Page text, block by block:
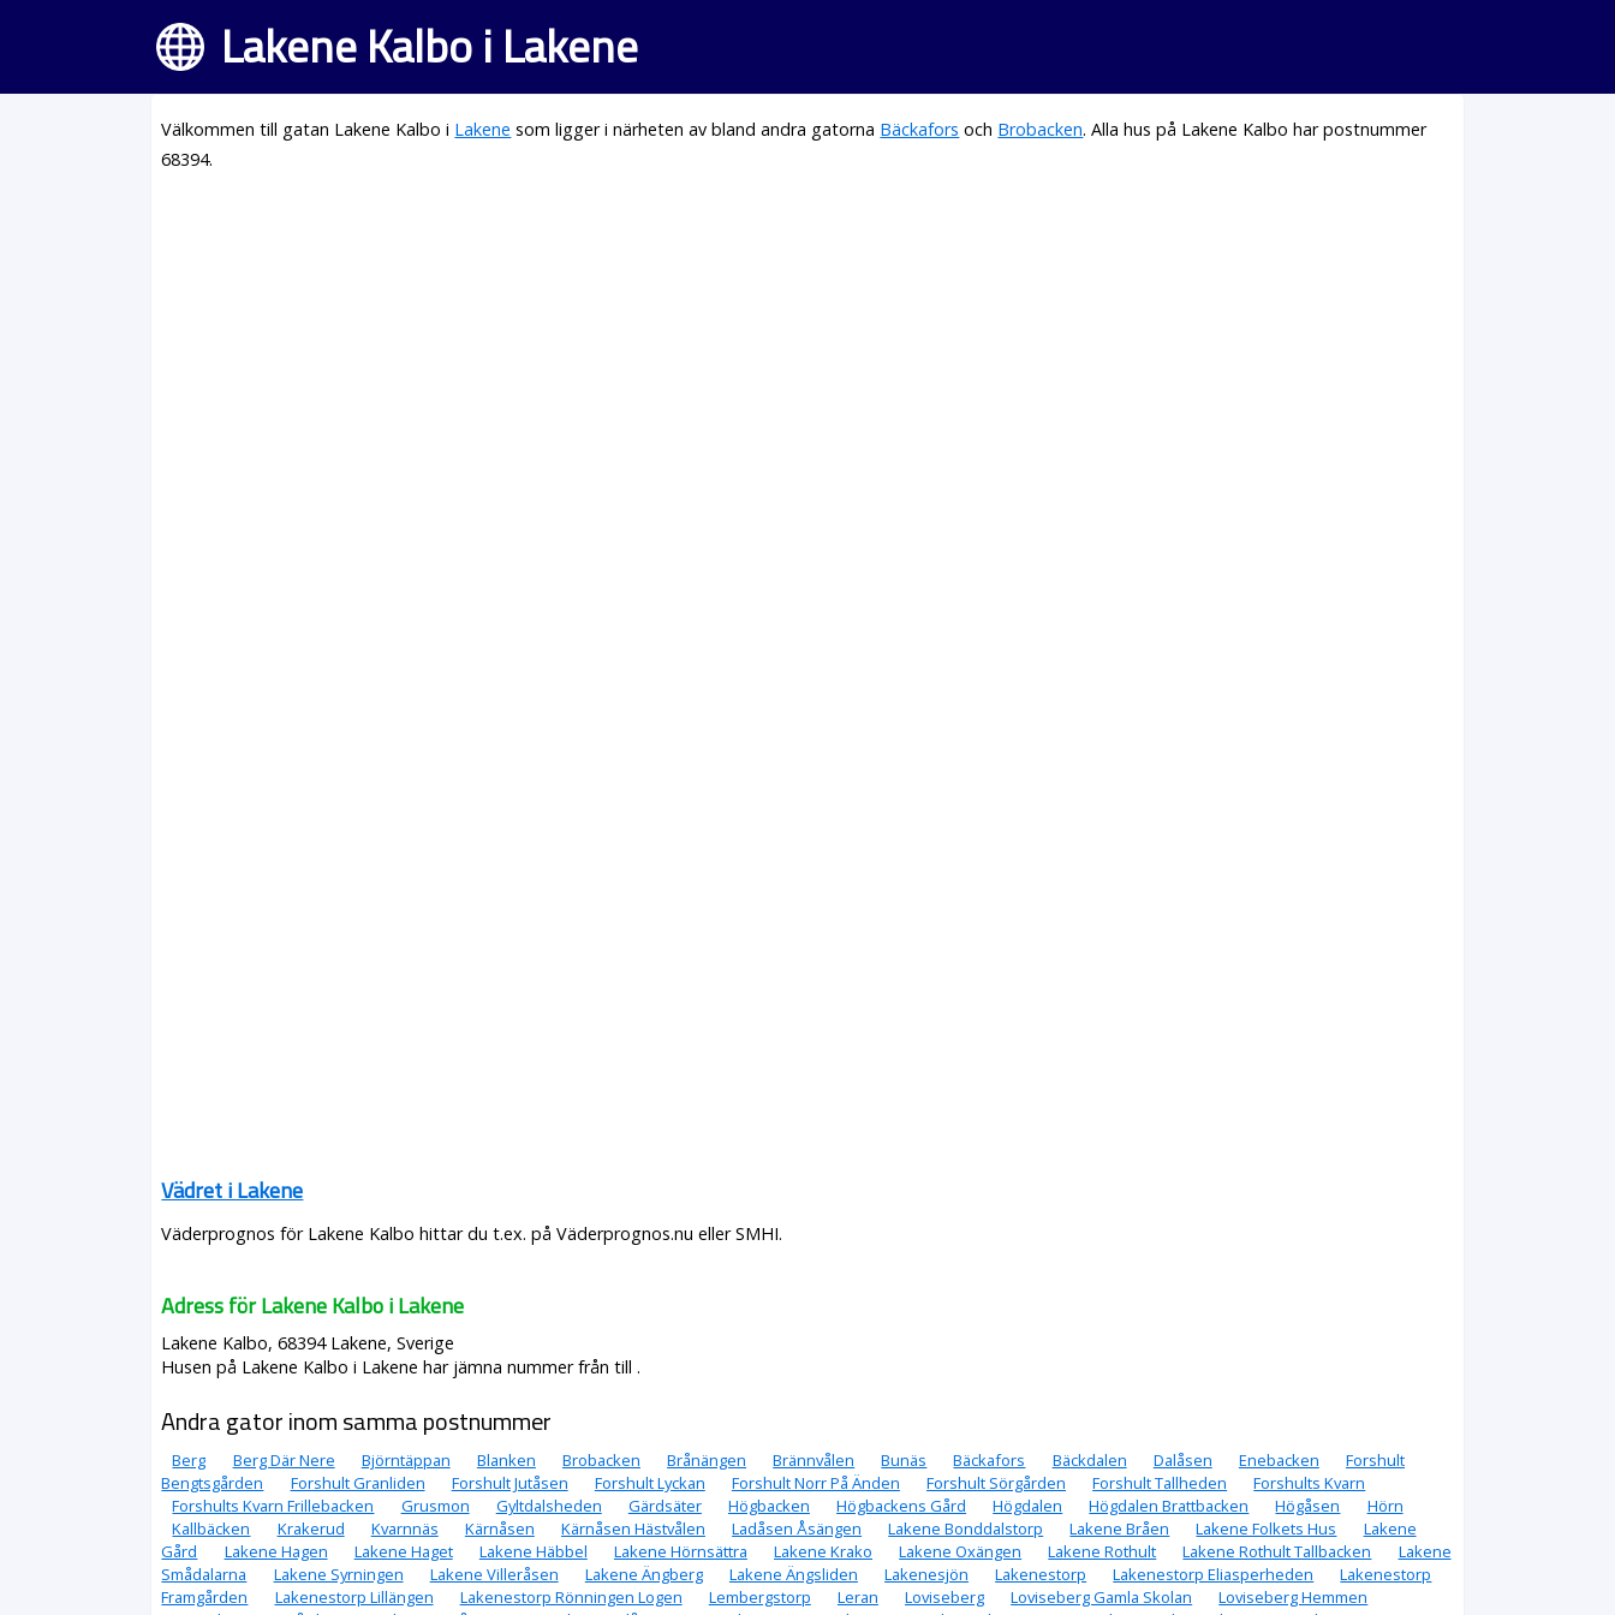
Lakene Kalbo i Lakene
Välkommen till gatan Lakene Kalbo i Lakene som ligger i närheten av bland andra gatorna Bäckafors och Brobacken. Alla hus på Lakene Kalbo har postnummer
68394.
Vädret i Lakene
Väderprognos för Lakene Kalbo hittar du t.ex. på Väderprognos.nu eller SMHI.
Adress för Lakene Kalbo i Lakene
Lakene Kalbo, 68394 Lakene, Sverige
Husen på Lakene Kalbo i Lakene har jämna nummer från till .
Andra gator inom samma postnummer
Berg Berg Där Nere Björntäppan Blanken Brobacken Brånängen Brännvålen Bunäs Bäckafors Bäckdalen Dalåsen Enebacken
Forshult
Bengtsgården
Forshult Granliden Forshult Jutåsen Forshult Lyckan Forshult Norr På Änden Forshult Sörgården Forshult Tallheden
Forshults Kvarn
Forshults Kvarn Frillebacken
Grusmon Gyltdalsheden Gärdsäter Högbacken Högbackens Gård Högdalen Högdalen Brattbacken Högåsen
Hörn
Kallbäcken
Krakerud Kvarnnäs Kärnåsen Kärnåsen Hästvålen Ladåsen Åsängen Lakene Bonddalstorp Lakene Bråen Lakene Folkets Hus
Lakene
Gård
Lakene Hagen Lakene Haget Lakene Häbbel Lakene Hörnsättra Lakene Krako Lakene Oxängen Lakene Rothult Lakene Rothult Tallbacken
Lakene
Smådalarna
Lakene Syrningen Lakene Villeråsen Lakene Ängberg Lakene Ängsliden Lakenesjön Lakenestorp Lakenestorp Eliasperheden
Lakenestorp
Framgården
Lakenestorp Lillängen Lakenestorp Rönningen Logen Lembergstorp Leran Loviseberg Loviseberg Gamla Skolan
Loviseberg Hemmen